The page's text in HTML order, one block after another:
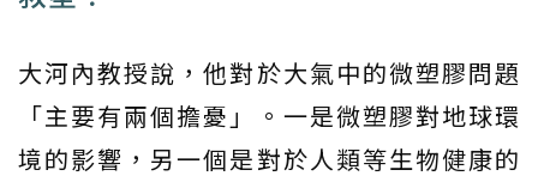
大河內教授說，他對於大氣中的微塑膠問題
「主要有兩個擔憂」。一是微塑膠對地球環
境的影響，另一個是對於人類等生物健康的